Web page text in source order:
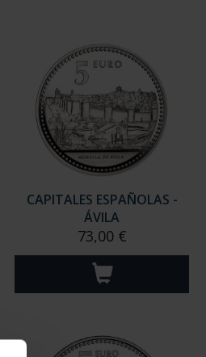
CAPITALES ESPAÑOLAS -
ÁVILA
73,00 €